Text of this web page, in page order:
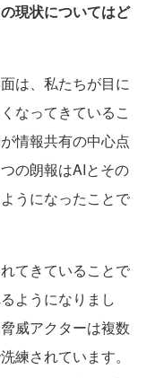
現状についてはど
は、私たちが目に
なってきているこ
情報共有の中心点
の朗報はAIとその
うになったことで
てきていることで
ようになりまし
威アクターは複数
練されています。